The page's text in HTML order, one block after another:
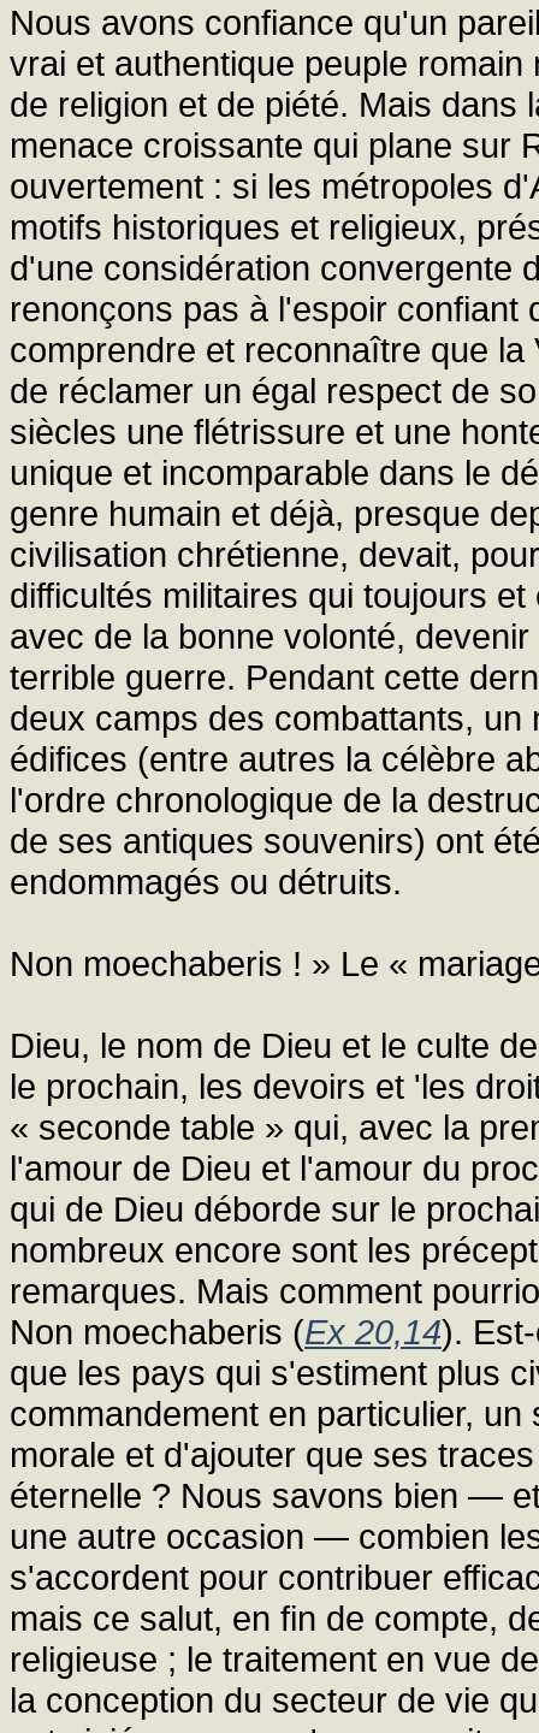
Nous avons confiance qu'un
vrai et authentique peuple
de religion et de piété. Mais dans
menace croissante qui plane sur
ouvertement : si les métropoles
motifs historiques et religieux,
d'une considération convergente
renonçons pas à l'espoir confiant
comprendre et reconnaître que
de réclamer un égal respect de
siècles une flétrissure et une
unique et incomparable dans le
genre humain et déjà, presque
civilisation chrétienne, devait,
difficultés militaires qui toujours
avec de la bonne volonté,
terrible guerre. Pendant cette
deux camps des combattants,
édifices (entre autres la célèbre
l'ordre chronologique de la
de ses antiques souvenirs) ont
endommagés ou détruits.
Non moechaberis ! » Le «
Dieu, le nom de Dieu et le culte
le prochain, les devoirs et 'les
« seconde table » qui, avec la
l'amour de Dieu et l'amour du
qui de Dieu déborde sur le
nombreux encore sont les
remarques. Mais comment
Non moechaberis (Ex 20,14).
que les pays qui s'estiment plus
commandement en particulier,
morale et d'ajouter que ses
éternelle ? Nous savons bien —
une autre occasion — combien
s'accordent pour contribuer
mais ce salut, en fin de compte,
religieuse ; le traitement en vue
la conception du secteur de vie